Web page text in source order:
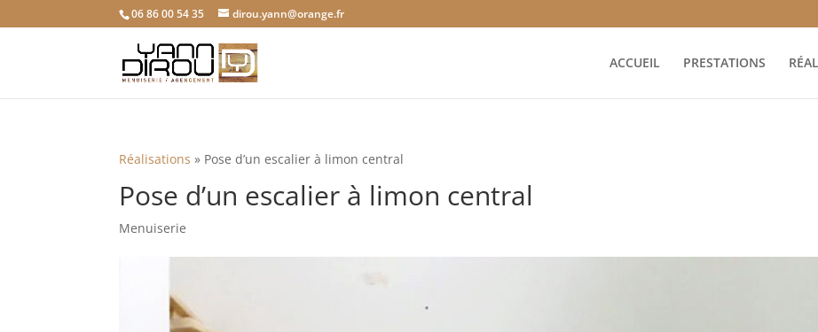
06 86 00 54 35 dirou.yann@orange.fr
ACCUEIL PRESTATIONS
Réalisations » Pose d’un escalier à limon central
Pose d’un escalier à limon central
Menuiserie